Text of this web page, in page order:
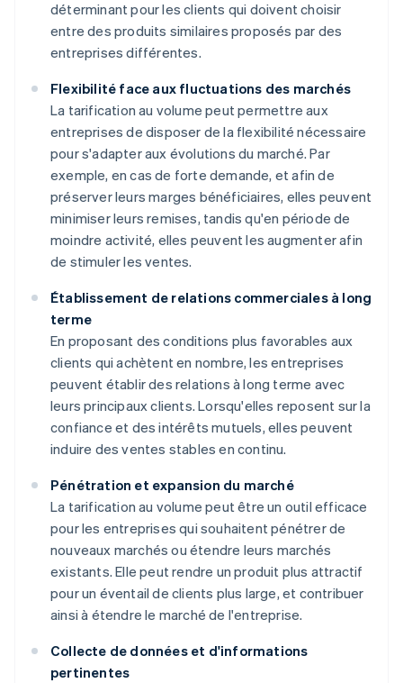
déterminant pour les clients qui doivent choisir
entre des produits similaires proposés par des
entreprises différentes.
Flexibilité face aux fluctuations des marchés
La tarification au volume peut permettre aux
entreprises de disposer de la flexibilité nécessaire
pour s'adapter aux évolutions du marché. Par
exemple, en cas de forte demande, et afin de
préserver leurs marges bénéficiaires, elles peuvent
minimiser leurs remises, tandis qu'en période de
moindre activité, elles peuvent les augmenter afin
de stimuler les ventes.
Établissement de relations commerciales à long
terme
En proposant des conditions plus favorables aux
clients qui achètent en nombre, les entreprises
peuvent établir des relations à long terme avec
leurs principaux clients. Lorsqu'elles reposent sur la
confiance et des intérêts mutuels, elles peuvent
induire des ventes stables en continu.
Pénétration et expansion du marché
La tarification au volume peut être un outil efficace
pour les entreprises qui souhaitent pénétrer de
nouveaux marchés ou étendre leurs marchés
existants. Elle peut rendre un produit plus attractif
pour un éventail de clients plus large, et contribuer
ainsi à étendre le marché de l'entreprise.
Collecte de données et d'informations
pertinentes